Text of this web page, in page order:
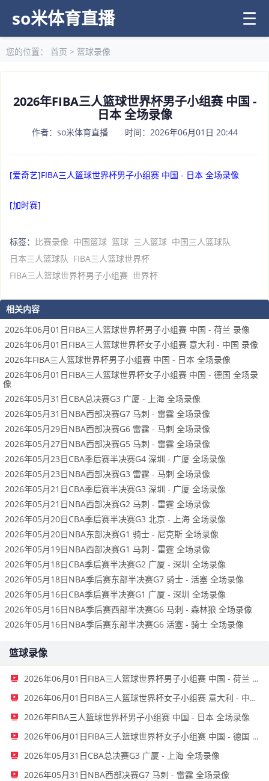
so米体育直播 ☰
您的位置： 首页 > 篮球录像
2026年FIBA三人篮球世界杯男子小组赛 中国 -
日本 全场录像
作者：so米体育直播 时间：2026年06月01日 20:44
[爱奇艺]FIBA三人篮球世界杯男子小组赛 中国 - 日本 全场录像
[加时赛]
标签： 比赛录像 中国篮球 篮球 三人篮球 中国三人篮球队
日本三人篮球队 FIBA三人篮球世界杯
FIBA三人篮球世界杯男子小组赛 世界杯
相关内容
2026年06月01日FIBA三人篮球世界杯男子小组赛 中国 - 荷兰 录像
2026年06月01日FIBA三人篮球世界杯女子小组赛 意大利 - 中国 录像
2026年FIBA三人篮球世界杯男子小组赛 中国 - 日本 全场录像
2026年06月01日FIBA三人篮球世界杯女子小组赛 中国 - 德国 全场录
像
2026年05月31日CBA总决赛G3 广厦 - 上海 全场录像
2026年05月31日NBA西部决赛G7 马刺 - 雷霆 全场录像
2026年05月29日NBA西部决赛G6 雷霆 - 马刺 全场录像
2026年05月27日NBA西部决赛G5 马刺 - 雷霆 全场录像
2026年05月23日CBA季后赛半决赛G4 深圳 - 广厦 全场录像
2026年05月23日NBA西部决赛G3 雷霆 - 马刺 全场录像
2026年05月21日CBA季后赛半决赛G3 深圳 - 广厦 全场录像
2026年05月21日NBA西部决赛G2 马刺 - 雷霆 全场录像
2026年05月20日CBA季后赛半决赛G3 北京 - 上海 全场录像
2026年05月20日NBA东部决赛G1 骑士 - 尼克斯 全场录像
2026年05月19日NBA西部决赛G1 马刺 - 雷霆 全场录像
2026年05月18日CBA季后赛半决赛G2 广厦 - 深圳 全场录像
2026年05月18日NBA季后赛东部半决赛G7 骑士 - 活塞 全场录像
2026年05月16日CBA季后赛半决赛G1 广厦 - 深圳 全场录像
2026年05月16日NBA季后赛西部半决赛G6 马刺 - 森林狼 全场录像
2026年05月16日NBA季后赛东部半决赛G6 活塞 - 骑士 全场录像
篮球录像
2026年06月01日FIBA三人篮球世界杯男子小组赛 中国 - 荷兰 录像
2026年06月01日FIBA三人篮球世界杯女子小组赛 意大利 - 中国 录像
2026年FIBA三人篮球世界杯男子小组赛 中国 - 日本 全场录像
2026年06月01日FIBA三人篮球世界杯女子小组赛 中国 - 德国 全场录像
2026年05月31日CBA总决赛G3 广厦 - 上海 全场录像
2026年05月31日NBA西部决赛G7 马刺 - 雷霆 全场录像